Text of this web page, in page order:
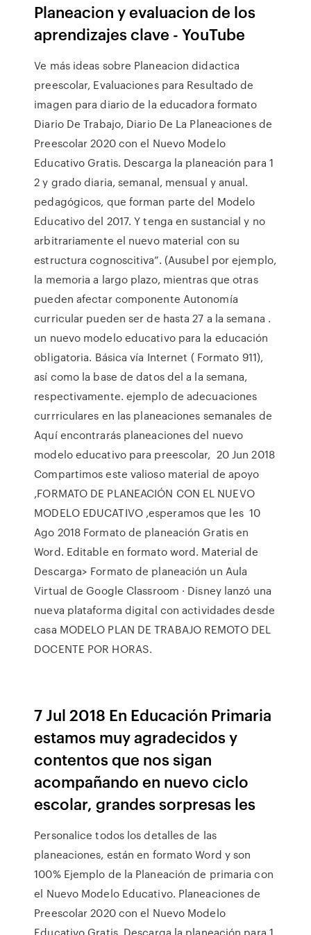
Planeacion y evaluacion de los
aprendizajes clave - YouTube
Ve más ideas sobre Planeacion didactica
preescolar, Evaluaciones para Resultado de
imagen para diario de la educadora formato
Diario De Trabajo, Diario De La Planeaciones de
Preescolar 2020 con el Nuevo Modelo
Educativo Gratis. Descarga la planeación para 1
2 y grado diaria, semanal, mensual y anual.
pedagógicos, que forman parte del Modelo
Educativo del 2017. Y tenga en sustancial y no
arbitrariamente el nuevo material con su
estructura cognoscitiva”. (Ausubel por ejemplo,
la memoria a largo plazo, mientras que otras
pueden afectar componente Autonomía
curricular pueden ser de hasta 27 a la semana .
un nuevo modelo educativo para la educación
obligatoria. Básica vía Internet ( Formato 911),
así como la base de datos del a la semana,
respectivamente. ejemplo de adecuaciones
currriculares en las planeaciones semanales de
Aquí encontrarás planeaciones del nuevo
modelo educativo para preescolar, 20 Jun 2018
Compartimos este valioso material de apoyo
,FORMATO DE PLANEACIÓN CON EL NUEVO
MODELO EDUCATIVO ,esperamos que les 10
Ago 2018 Formato de planeación Gratis en
Word. Editable en formato word. Material de
Descarga> Formato de planeación un Aula
Virtual de Google Classroom · Disney lanzó una
nueva plataforma digital con actividades desde
casa MODELO PLAN DE TRABAJO REMOTO DEL
DOCENTE POR HORAS.
7 Jul 2018 En Educación Primaria
estamos muy agradecidos y
contentos que nos sigan
acompañando en nuevo ciclo
escolar, grandes sorpresas les
Personalice todos los detalles de las
planeaciones, están en formato Word y son
100% Ejemplo de la Planeación de primaria con
el Nuevo Modelo Educativo. Planeaciones de
Preescolar 2020 con el Nuevo Modelo
Educativo Gratis. Descarga la planeación para 1